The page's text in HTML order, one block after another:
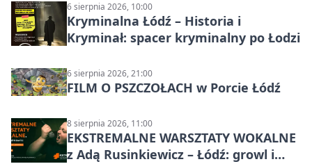
6 sierpnia 2026, 10:00
Kryminalna Łódź – Historia i
Kryminał: spacer kryminalny po Łodzi
6 sierpnia 2026, 21:00
FILM O PSZCZOŁACH w Porcie Łódź
8 sierpnia 2026, 11:00
EKSTREMALNE WARSZTATY WOKALNE
z Adą Rusinkiewicz – Łódź: growl i